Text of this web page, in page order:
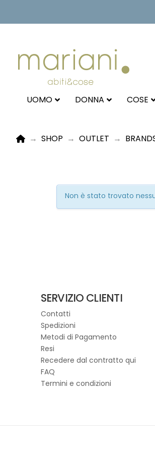
UOMO DONNA COSE
HOME
→ SHOP → OUTLET →
Non è stato trovato
SERVIZIO CLIENTI
Contatti
Spedizioni
Metodi di Pagamento
Resi
Recedere dal contratto qui
FAQ
Termini e condizioni